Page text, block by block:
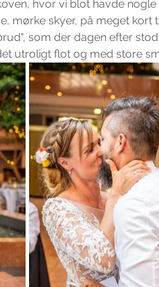
hvor vi blot havde nogle
mørke skyer, på meget kort
som der dagen efter
utroligt flot og med store